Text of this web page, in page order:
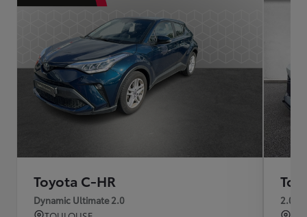
Toyota C-HR
Dynamic Ultimate 2.0
2.0